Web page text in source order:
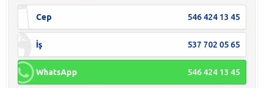
Cep 546 424 13 45
İş 537 702 05 65
WhatsApp 546 424 13 45